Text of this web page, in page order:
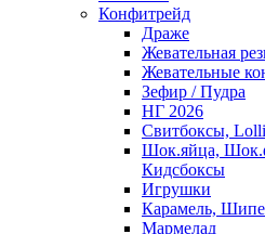
Конфитрейд
Драже
Жевательная
Жевательные
Зефир / Пудра
НГ 2026
Свитбоксы,
Шок.яйца,
Кидсбоксы
Игрушки
Карамель,
Мармелад